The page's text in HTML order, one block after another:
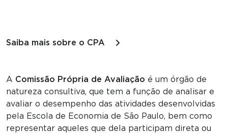
Saiba mais sobre o CPA
A Comissão Própria de Avaliação é um órgão de
natureza consultiva, que tem a função de analisar e
avaliar o desempenho das atividades desenvolvidas
pela Escola de Economia de São Paulo, bem como
representar aqueles que dela participam direta ou